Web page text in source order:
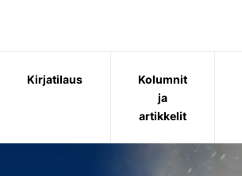
Kirjatilaus
Kolumnit
ja
artikkelit